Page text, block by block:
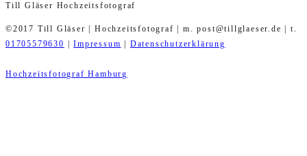
Till Gläser Hochzeitsfotograf
©2017 Till Gläser | Hochzeitsfotograf | m. post@tillglaeser.de | t.
01705579630
|Impressum Datenschutzerklärung
Hochzeitsfotograf Hamburg